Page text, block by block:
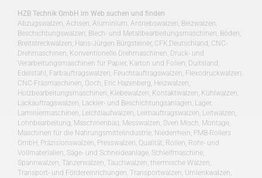
HZB Technik GmbH im Web suchen und finden
Abzugswalzen, Achsen, Aluminium, Antriebswalzen, Beizwalzen,
Beschichtungswalzen, Blech- und Metallbearbeitungsmaschinen, Böden,
Breitstreckwalzen, Hans-Jürgen Bürgsteiner, CFK,Deutschland, CNC-
Drehmaschinen, Konventionelle Drehmaschinen, Druck- und
Verarbeitungsmaschinen für Papier, Karton und Folien, Duitsland,
Edelstahl, Farbauftragswalzen, Feuchtauftragswalzen, Flexodruckwalzen,
CNC-Fräsmaschinen, Goch, Eric Hazenberg, Heizwalzen,
Holzbearbeitungsmaschinen, Klebewalzen, Kontaktwalzen, Kühlwalzen,
Lackauftragswalzen, Lackier- und Beschichtungsanlagen, Lager,
Laminiermaschinen, Leichtlaufwalzen, Leimauftragswalzen, Leitwalzen,
Lohnbearbeitung, Maschinenbau, Messwalzen, Sven Misch, Montage,
Maschinen für die Nahrungsmittelindustrie, Niederrhein, PMB-Rollers
GmbH, Präzisionswalzen, Presswalzen, Qualität, Rollen, Rohr- und
Vollmaterialien, Säge- und Schneideanlage, Schleifmaschine,
Spannwalzen, Tänzerwalzen, Tauchwalzen, thermische Walzen,
Transport- und Fördereinrichungen, Transportwalzen, Umlenkwalzen,